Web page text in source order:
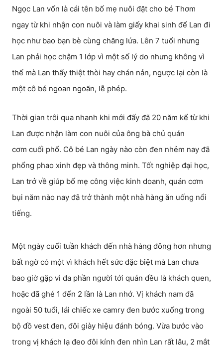
Ngọc Lan vốn là cái tên bố mẹ nuôi đặt cho bé Thơm
ngay từ khi nhận con nuôi và làm giấy khai sinh để Lan đi
học như bao bạn bè cùng chăng lứa. Lên 7 tuổi nhưng
Lan phải học chậm 1 lớp vì một số lý do nhưng không vì
thế mà Lan thấy thiệt thòi hay chán nản, ngược lại còn là
một cô bé ngoan ngoãn, lễ phép.
Thời gian trôi qua nhanh khi mới đấy đã 20 năm kể từ khi
Lan được nhận làm con nuôi của ông bà chủ quán
cơm cuối phố. Cô bé Lan ngày nào còn đen nhẻm nay đã
phổng phao xinh đẹp và thông minh. Tốt nghiệp đại học,
Lan trở về giúp bố mẹ công việc kinh doanh, quán cơm
bụi năm nào nay đã trở thành một nhà hàng ăn uống nổi
tiếng.
Một ngày cuối tuần khách đến nhà hàng đông hơn nhưng
bất ngờ có một vì khách hết sức đặc biệt mà Lan chưa
bao giờ gặp vì đa phần người tới quán đều là khách quen,
hoặc đã ghé 1 đến 2 lần là Lan nhớ. Vị khách nam đã
ngoài 50 tuổi, lái chiếc xe camry đen bước xuống trong
bộ đồ vest đen, đôi giày hiệu đánh bóng. Vừa bước vào
trong vị khách lạ đeo đôi kính đen nhìn Lan rất lâu, 2 mắt